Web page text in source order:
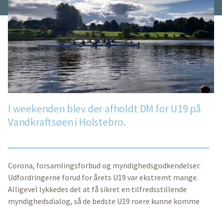
I weekenden blev der afholdt DM for U19 på
Vandkraftsøen i Holstebro.
Corona, forsamlingsforbud og myndighedsgodkendelser.
Udfordringerne forud for årets U19 var ekstremt mange.
Alligevel lykkedes det at få sikret en tilfredsstillende
myndighedsdialog, så de bedste U19 roere kunne komme